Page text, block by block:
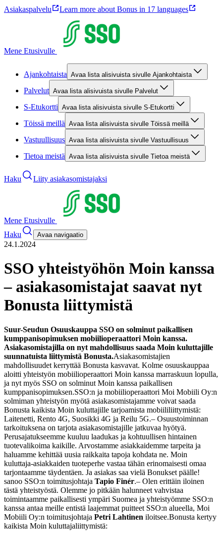
Asiakaspalvelu Learn more about Bonus in 17 languages
Mene Etusivulle
Ajankohtaista Avaa lista alisivuista sivulle Ajankohtaista
Palvelut Avaa lista alisivuista sivulle Palvelut
S-Etukortti Avaa lista alisivuista sivulle S-Etukortti
Töissä meillä Avaa lista alisivuista sivulle Töissä meillä
Vastuullisuus Avaa lista alisivuista sivulle Vastuullisuus
Tietoa meistä Avaa lista alisivuista sivulle Tietoa meistä
Haku Liity asiakasomistajaksi
Mene Etusivulle
Haku
Avaa navigaatio
24.1.2024
SSO yhteistyöhön Moin kanssa
– asiakasomistajat saavat nyt
Bonusta liittymistä
Suur-Seudun Osuuskauppa SSO on solminut paikallisen
kumppanisopimuksen mobiilioperaattori Moin kanssa.
Asiakasomistajilla on nyt mahdollisuus saada Moin kuluttajille
suunnatuista liittymistä Bonusta.Asiakasomistajien
mahdollisuudet kerryttää Bonusta kasvavat. Kolme osuuskauppaa
aloitti yhteistyön mobiilioperaattori Moin kanssa marraskuun lopulla,
ja nyt myös SSO on solminut Moin kanssa paikallisen
kumppanisopimuksen.SSO:n ja mobiilioperaattori Moi Mobiili Oy:n
solmiman yhteistyön myötä asiakasomistajamme voivat saada
Bonusta kaikista Moin kuluttajille tarjoamista mobiililiittymistä:
Laitenetti, Rento 4G, Suosikki 4G ja Reilu 5G.– Osuustoiminnan
tarkoituksena on tarjota asiakasomistajille jatkuvaa hyötyä.
Perusajatukseemme kuuluu laadukas ja kohtuullisen hintainen
tuotevalikoima kaikille. Arvostamme asiakkaidemme tarpeita ja
haluamme kehittää uusia raikkaita tapoja kohdata ne. Moin
kuluttaja-asiakkaiden tuoteperhe vastaa tähän erinomaisesti omaa
tarjontaamme täydentäen. Ja asiakas saa vielä Bonukset päälle!
sanoo SSO:n toimitusjohtaja Tapio Finér.– Olen erittäin iloinen
tästä yhteistyöstä. Olemme jo pitkään halunneet vahvistaa
toimintaamme paikallisesti ympäri Suomea ja yhteistyömme SSO:n
kanssa antaa meille entistä laajemmat puitteet SSO:n alueella, Moi
Mobiili Oy:n toimitusjohtaja Petri Lahtinen iloitsee.Bonusta kertyy
kaikista Moin kuluttajaliittymistä: